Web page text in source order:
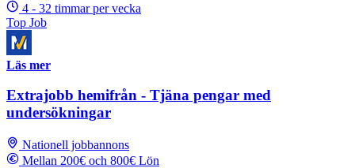
4 - 32 timmar per vecka
Top Job
Läs mer
Extrajobb hemifrån - Tjäna pengar med
undersökningar
Nationell jobbannons
Mellan 200€ och 800€ Lön